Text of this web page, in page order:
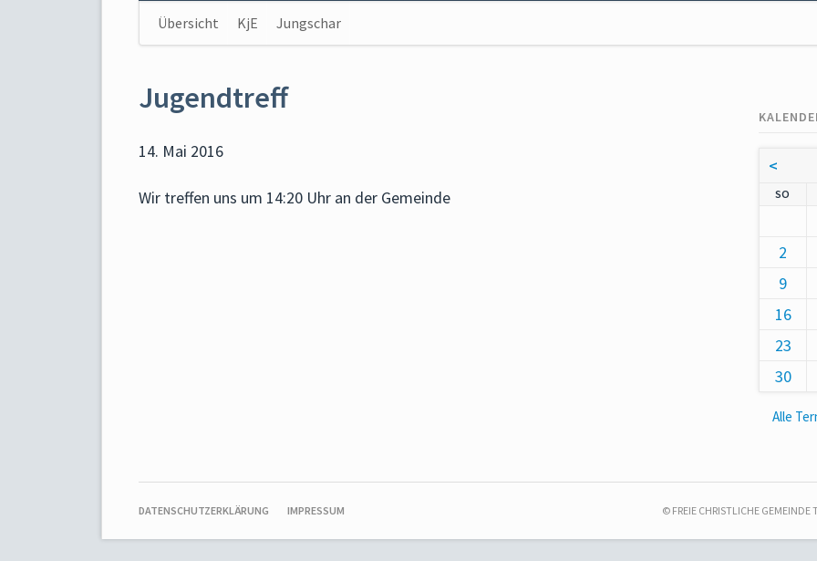
Navigation
überspringen
Übersicht KjE Jungschar
Jugendtreff
14. Mai 2016
Wir treffen uns um 14:20 Uhr an der Gemeinde
<
SO
2
9
16
23
30
Alle
NAVIGATION
DATENSCHUTZERKLÄRUNG IMPRESSUM © FREIE CHRISTLICHE GEMEINDE